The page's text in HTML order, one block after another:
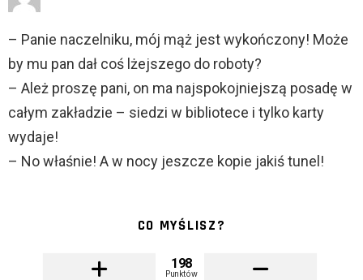
– Panie naczelniku, mój mąż jest wykończony! Może
by mu pan dał coś lżejszego do roboty?
– Ależ proszę pani, on ma najspokojniejszą posadę w
całym zakładzie – siedzi w bibliotece i tylko karty
wydaje!
– No właśnie! A w nocy jeszcze kopie jakiś tunel!
CO MYŚLISZ?
198
Punktów